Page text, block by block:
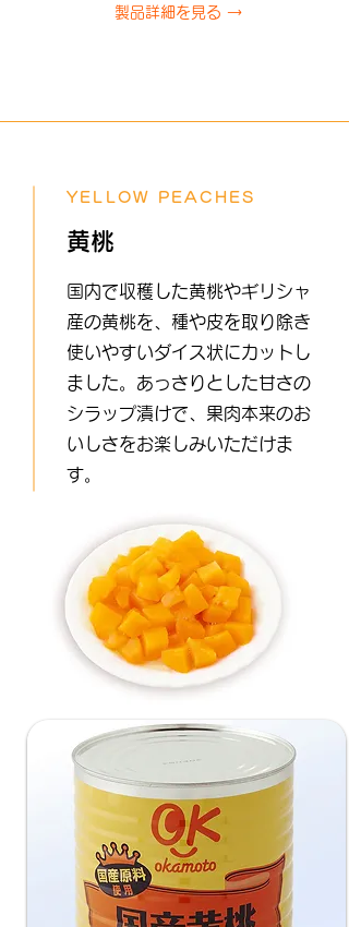
製品詳細を見る →
YELLOW PEACHES
黄桃
国内で収穫した黄桃やギリシャ
産の黄桃を、種や皮を取り除き
使いやすいダイス状にカットし
ました。あっさりとした甘さの
シラップ漬けで、果肉本来のお
いしさをお楽しみいただけま
す。